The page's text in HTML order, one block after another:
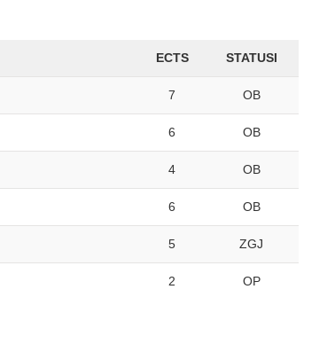
ECTS STATUSI
7 OB
6 OB
4 OB
6 OB
5 ZGJ
2 OP